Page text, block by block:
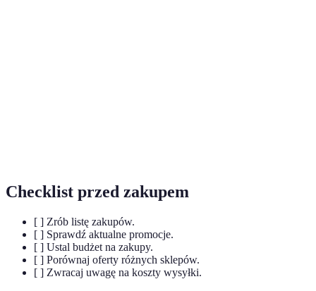
Checklist przed zakupem
[ ] Zrób listę zakupów.
[ ] Sprawdź aktualne promocje.
[ ] Ustal budżet na zakupy.
[ ] Porównaj oferty różnych sklepów.
[ ] Zwracaj uwagę na koszty wysyłki.